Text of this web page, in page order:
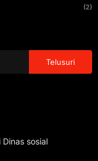
(2)
sosial